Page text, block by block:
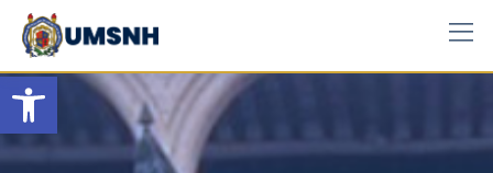
Open toolbar
Skip
content